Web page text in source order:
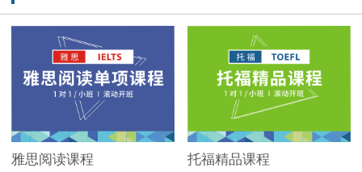
雅思阅读课程 托福精品课程